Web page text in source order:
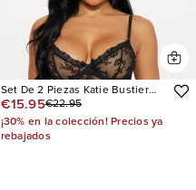
Set De 2 Piezas Katie Bustier
and Panty
€15.95€22.95
¡30% en la colección! Precios ya
rebajados